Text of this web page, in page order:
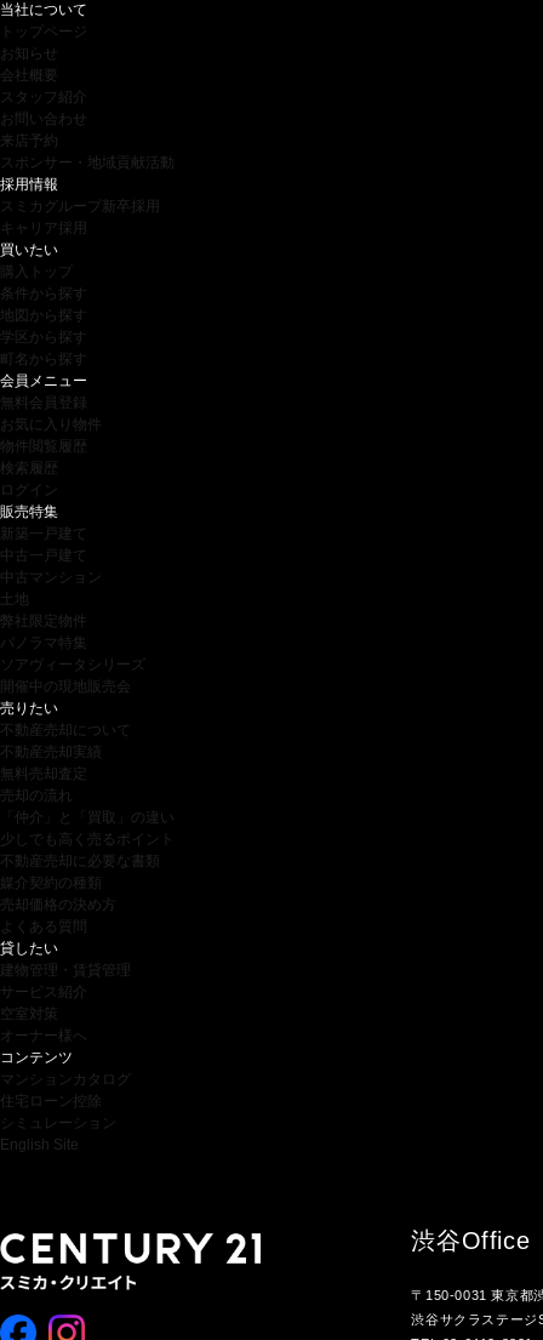
当社について
トップページ
お知らせ
会社概要
スタッフ紹介
お問い合わせ
来店予約
スポンサー・地域貢献活動
採用情報
スミカグループ新卒採用
キャリア採用
買いたい
購入トップ
条件から探す
地図から探す
学区から探す
町名から探す
会員メニュー
無料会員登録
お気に入り物件
物件閲覧履歴
検索履歴
ログイン
販売特集
新築一戸建て
中古一戸建て
中古マンション
土地
弊社限定物件
パノラマ特集
ソアヴィータシリーズ
開催中の現地販売会
売りたい
不動産売却について
不動産売却実績
無料売却査定
売却の流れ
「仲介」と「買取」の違い
少しでも高く売るポイント
不動産売却に必要な書類
媒介契約の種類
売却価格の決め方
よくある質問
貸したい
建物管理・賃貸管理
サービス紹介
空室対策
オーナー様へ
コンテンツ
マンションカタログ
住宅ローン控除
シミュレーション
English Site
渋谷Office
〒150-0031 東京都
渋谷サクラステー